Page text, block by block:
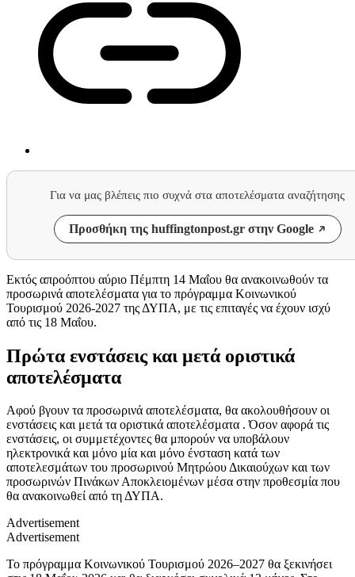
Για να μας βλέπεις πιο συχνά στα αποτελέσματα αναζήτησης
Προσθήκη της huffingtonpost.gr στην Google
Εκτός απροόπτου αύριο Πέμπτη 14 Μαΐου θα ανακοινωθούν τα
προσωρινά αποτελέσματα για το πρόγραμμα Κοινωνικού
Τουρισμού 2026-2027 της ΔΥΠΑ, με τις επιταγές να έχουν ισχύ
από τις 18 Μαΐου.
Πρώτα ενστάσεις και μετά οριστικά
αποτελέσματα
Αφού βγουν τα προσωρινά αποτελέσματα, θα ακολουθήσουν οι
ενστάσεις και μετά τα οριστικά αποτελέσματα . Όσον αφορά τις
ενστάσεις, οι συμμετέχοντες θα μπορούν να υποβάλουν
ηλεκτρονικά και μόνο μία και μόνο ένσταση κατά των
αποτελεσμάτων του προσωρινού Μητρώου Δικαιούχων και των
προσωρινών Πινάκων Αποκλειομένων μέσα στην προθεσμία που
θα ανακοινωθεί από τη ΔΥΠΑ.
Advertisement
Advertisement
Το πρόγραμμα Κοινωνικού Τουρισμού 2026–2027 θα ξεκινήσει